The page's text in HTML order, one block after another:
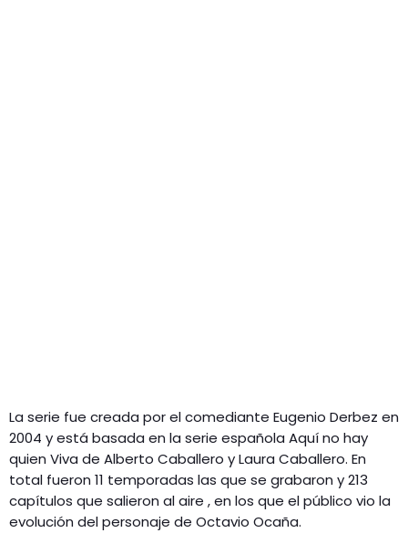
La serie fue creada por el comediante Eugenio Derbez en
2004 y está basada en la serie española Aquí no hay
quien Viva de Alberto Caballero y Laura Caballero. En
total fueron 11 temporadas las que se grabaron y 213
capítulos que salieron al aire , en los que el público vio la
evolución del personaje de Octavio Ocaña.